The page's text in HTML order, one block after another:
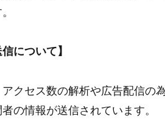
について】
クセス数の解析や広告配信の
の情報が送信されています。